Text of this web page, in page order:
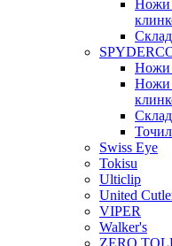
Ножи
Ножи
Ножи
Swiss Eye
Tokisu
Ulticlip
United
VIPER
Walker's
ZERO